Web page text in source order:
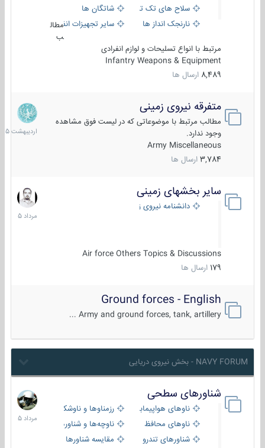
سلاح های تک تیر اندازیشاتگان ها
نارنجک انداز ها
سایر تجهیزات انفرادی
مطال
ب
مرتبط با انواع تسلیحات و لوازم انفرادی
Infantry Weapons & Equipment
8,489 ارسال ها
متفرقه نیروی زمینی
مطالب مرتبط با موضوعاتی که در لیست فوق مشاهده
وجود ندارد.
Army Miscellaneous
3,784 ارسال ها
27
1405
سایر بخشهای زمینی
دانشنامه نیروی زمینی
Air force Others Topics & Discussions
179 ارسال ها
9
مرداد
1405
Ground forces - English
Army and ground forces, tank, artillery ...
NAVY FORUM - بخش نیروی دریایی
شناورهای سطحی
ناوهای هواپیمابر و بالگرد بررزمناوها و ناوشکن‌ها
ناوهای محافظ
ناوچه‌ها و شناورهای گشتی
شناورهای تندرو
مقایسه شناورها
2
مرداد
1405